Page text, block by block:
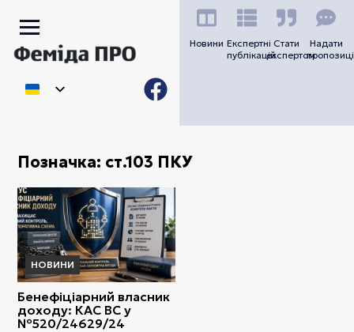
Новини Експертні
публікацій
Стати
експертом
Надати
Позначка: ст.103 ПКУ
НОВИНИ
Бенефіціарний власник
доходу: КАС ВС у
№520/24629/24